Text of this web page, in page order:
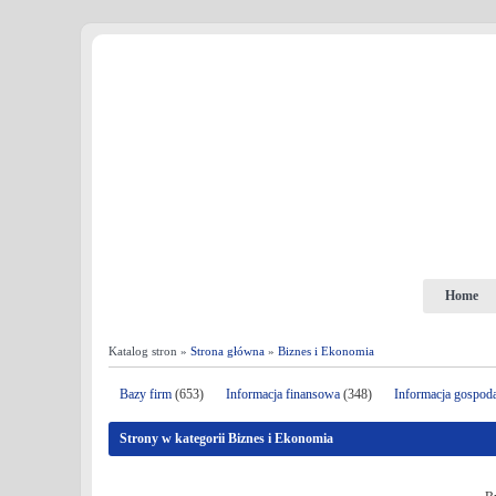
Home
Katalog stron » Strona główna » Biznes i Ekonomia
Bazy firm (653) Informacja finansowa (348) Informacja
Strony w kategorii Biznes i Ekonomia